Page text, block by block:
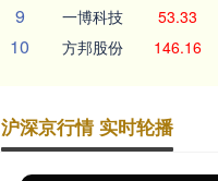
9 一博科技 53.33
10 方邦股份 146.16
沪深京行情 实时轮播